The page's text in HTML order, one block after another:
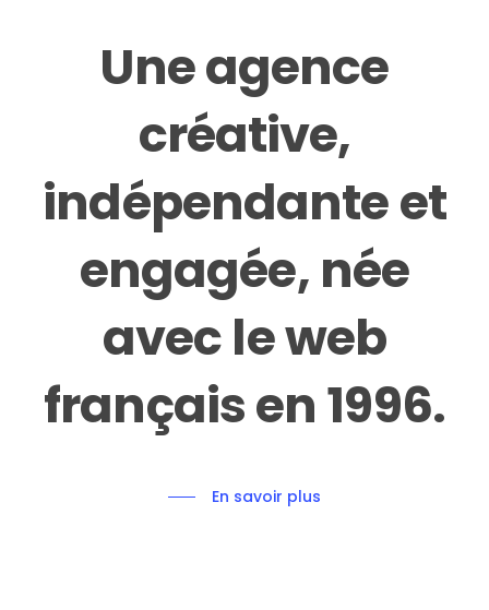
Une agence
créative,
indépendante et
engagée, née
avec le web
français en 1996.
En savoir plus